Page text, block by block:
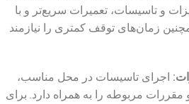
و تاسیسات، تعمیرات سریع‌تر و با
زمان‌های توقف کمتری را نیازمند
: اجرای تاسیسات در محل مناسب،
و مقررات مربوطه را به همراه دارد. برای